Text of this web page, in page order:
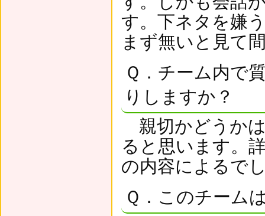
す。下ネタを嫌
まず無いと見て
Ｑ．チーム内で
りしますか？
親切かどうか
ると思います。
の内容によるで
Ｑ．このチーム